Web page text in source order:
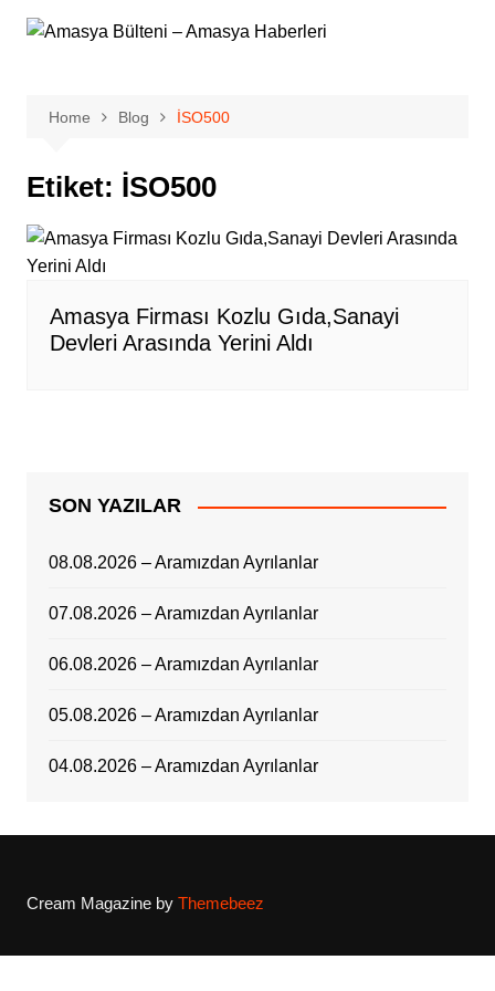
Home Blog İSO500
Etiket: İSO500
Amasya Firması Kozlu Gıda,Sanayi
Devleri Arasında Yerini Aldı
SON YAZILAR
08.08.2026 – Aramızdan Ayrılanlar
07.08.2026 – Aramızdan Ayrılanlar
06.08.2026 – Aramızdan Ayrılanlar
05.08.2026 – Aramızdan Ayrılanlar
04.08.2026 – Aramızdan Ayrılanlar
Cream Magazine by Themebeez